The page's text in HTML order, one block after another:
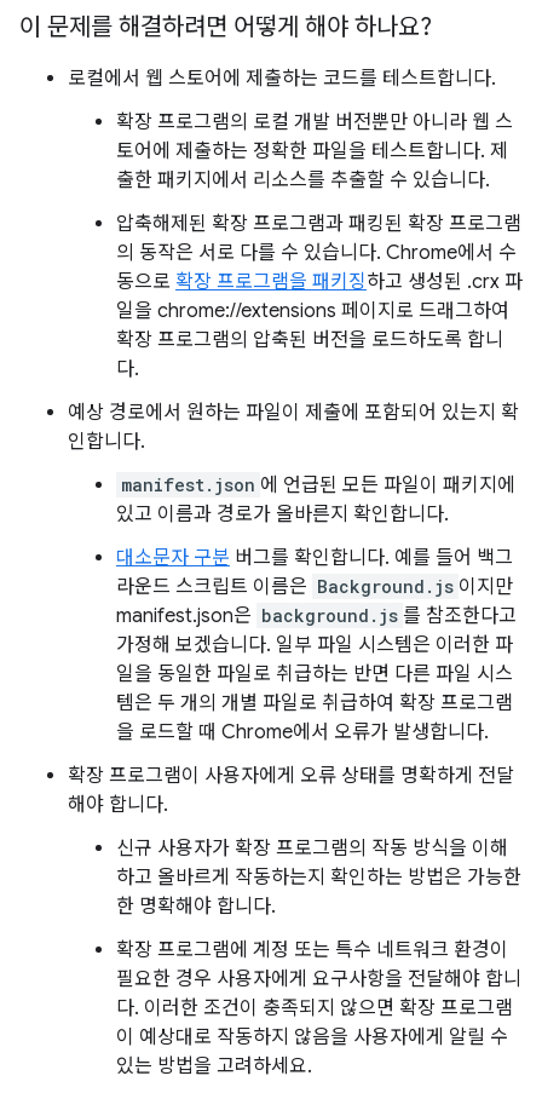
이 문제를 해결하려면 어떻게 해야 하나요?
로컬에서 웹 스토어에 제출하는 코드를 테스트합니다.
확장 프로그램의 로컬 개발 버전뿐만 아니라 웹 스
토어에 제출하는 정확한 파일을 테스트합니다. 제
출한 패키지에서 리소스를 추출할 수 있습니다.
압축해제된 확장 프로그램과 패킹된 확장 프로그램
의 동작은 서로 다를 수 있습니다. Chrome에서 수
동으로 확장 프로그램을 패키징하고 생성된 .crx 파
일을 chrome://extensions 페이지로 드래그하여
확장 프로그램의 압축된 버전을 로드하도록 합니
다.
예상 경로에서 원하는 파일이 제출에 포함되어 있는지 확
인합니다.
manifest.json 에 언급된 모든 파일이 패키지에
있고 이름과 경로가 올바른지 확인합니다.
대소문자 구분 버그를 확인합니다. 예를 들어 백그
라운드 스크립트 이름은 Background.js 이지만
manifest.json은 background.js 를 참조한다고
가정해 보겠습니다. 일부 파일 시스템은 이러한 파
일을 동일한 파일로 취급하는 반면 다른 파일 시스
템은 두 개의 개별 파일로 취급하여 확장 프로그램
을 로드할 때 Chrome에서 오류가 발생합니다.
확장 프로그램이 사용자에게 오류 상태를 명확하게 전달
해야 합니다.
신규 사용자가 확장 프로그램의 작동 방식을 이해
하고 올바르게 작동하는지 확인하는 방법은 가능한
한 명확해야 합니다.
확장 프로그램에 계정 또는 특수 네트워크 환경이
필요한 경우 사용자에게 요구사항을 전달해야 합니
다. 이러한 조건이 충족되지 않으면 확장 프로그램
이 예상대로 작동하지 않음을 사용자에게 알릴 수
있는 방법을 고려하세요.